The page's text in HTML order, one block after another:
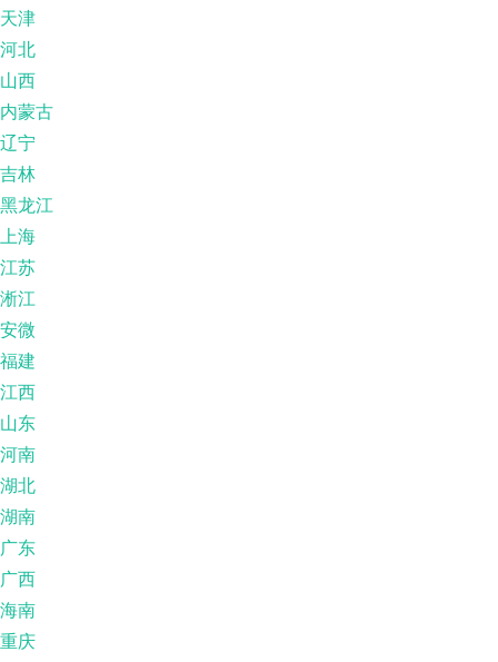
天津
河北
山西
内蒙古
辽宁
吉林
黑龙江
上海
江苏
淅江
安微
福建
江西
山东
河南
湖北
湖南
广东
广西
海南
重庆